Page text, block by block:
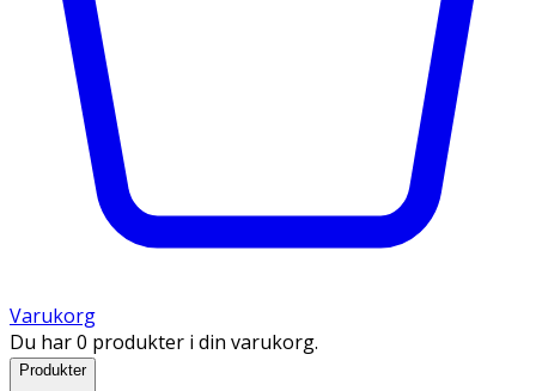
Varukorg
Du har 0 produkter i din varukorg.
Produkter